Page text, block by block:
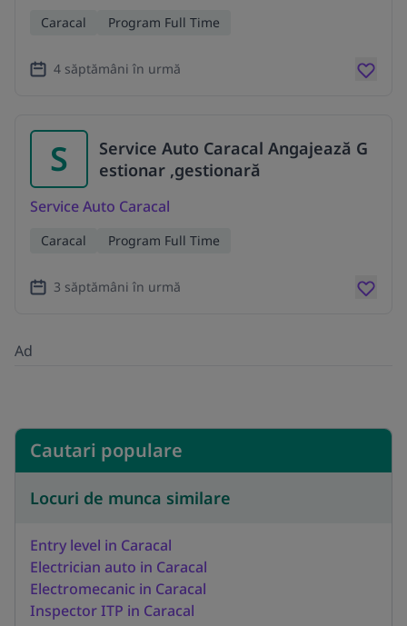
Caracal Program Full Time
4 săptămâni în urmă
S
Service Auto Caracal Angajează G
estionar ,gestionară
Service Auto Caracal
Caracal Program Full Time
3 săptămâni în urmă
Ad
Cautari populare
Locuri de munca similare
Entry level in Caracal
Electrician auto in Caracal
Electromecanic in Caracal
Inspector ITP in Caracal